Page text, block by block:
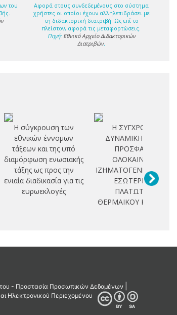
του
Αφορά στους συνδεδεμένους στο σύστημα
χρήστες οι οποίοι έχουν αλληλεπιδράσει με
τη διδακτορική διατριβή. Ως επί το
πλείστον, αφορά τις μεταφορτώσεις.
Πηγή: Εθνικό Αρχείο Διδακτορικών
Διατριβών.
Η σύγκρουση των
εθνικών έννομων
τάξεων και της υπό
διαμόρφωση ενωσιακής
τάξης ως προς την
ενιαία διαδικασία για τις
ευρωεκλογές
Η ΣΥΓΧΡΟΝΗ
ΔΥΝΑΜΙΚΗ ΚΑΙ Η
ΠΡΟΣΦΑΤΗ
ΟΛΟΚΑΙΝΙΚΗ
ΙΖΗΜΑΤΟΓΕΝΕΣΗ ΣΤΟ
ΕΣΩΤΕΡΙΚΟ
ΠΛΑΤΩΤΟΥ
ΘΕΡΜΑΙΚΟΥ ΚΟΛΠΟΥ